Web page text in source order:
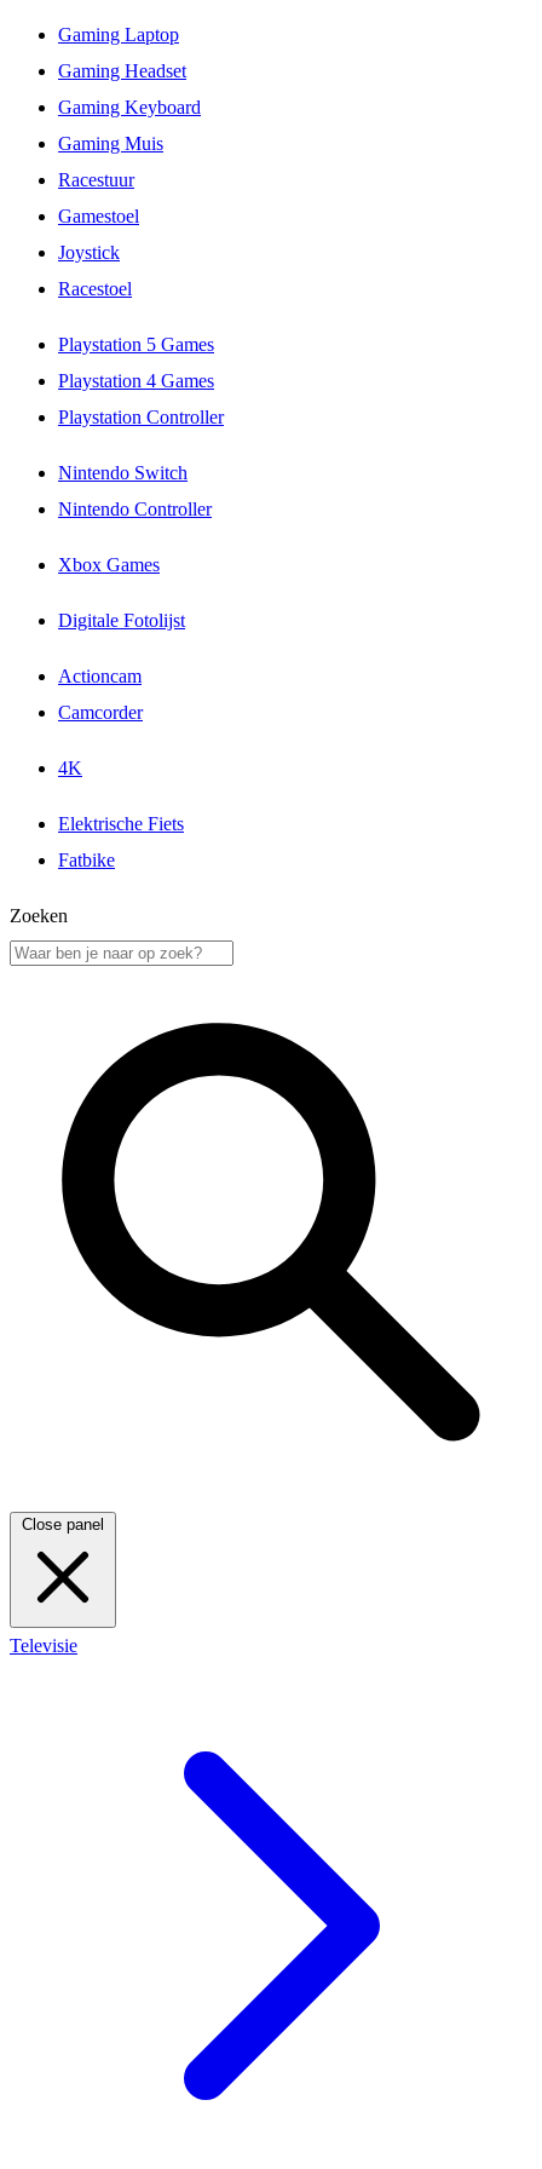
Gaming Laptop
Gaming Headset
Gaming Keyboard
Gaming Muis
Racestuur
Gamestoel
Joystick
Racestoel
Playstation 5 Games
Playstation 4 Games
Playstation Controller
Nintendo Switch
Nintendo Controller
Xbox Games
Digitale Fotolijst
Actioncam
Camcorder
4K
Elektrische Fiets
Fatbike
Zoeken
Close panel
Televisie